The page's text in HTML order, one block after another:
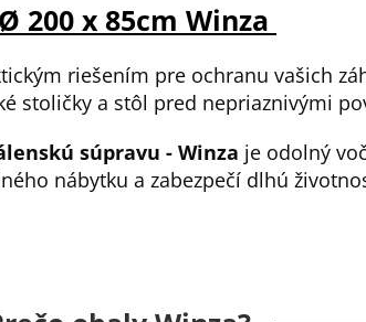
200 x 85cm Winza
riešením pre ochranu vašich
stoličky a stôl pred nepriaznivými
súpravu - Winza je odolný
nábytku a zabezpečí dlhú